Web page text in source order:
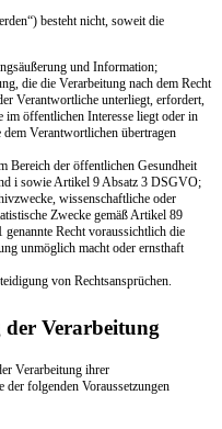
besteht nicht, soweit die
und Information;
die die Verarbeitung nach dem Recht
Verantwortliche unterliegt, erfordert,
im öffentlichen Interesse liegt oder in
Verantwortlichen übertragen
Bereich der öffentlichen Gesundheit
i sowie Artikel 9 Absatz 3 DSGVO;
wissenschaftliche oder
Zwecke gemäß Artikel 89
Recht voraussichtlich die
unmöglich macht oder ernsthaft
von Rechtsansprüchen.
Verarbeitung
Verarbeitung ihrer
der folgenden Voraussetzungen